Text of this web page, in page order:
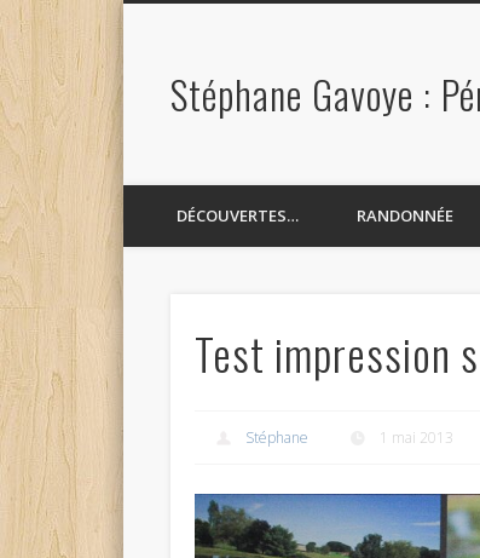
Stéphane Gavoye :
TwitterPinterestFlickr Vimeo
DÉCOUVERTES… RANDONNÉE
Test impression
Stéphane 1 mai 2013